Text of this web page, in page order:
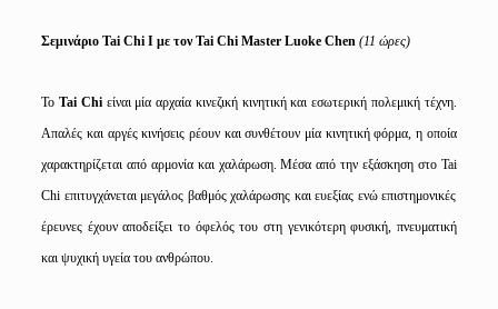
ΣεμινάριοTai Chi Ι με τονTai Chi Master Luoke Chen (11 ώρες)
ΤοTai Chiείναι μία αρχαία κινεζική κινητική και εσωτερική πολεμική τέχνη.
Απαλές και αργές κινήσεις ρέουν και συνθέτουν μία κινητική φόρμα, η οποία
χαρακτηρίζεται από αρμονία και χαλάρωση. Μέσα από την εξάσκηση στο Tai
Chi επιτυγχάνεται μεγάλος βαθμός χαλάρωσης και ευεξίας ενώ επιστημονικές
έρευνες έχουν αποδείξει το όφελός του στη γενικότερη φυσική, πνευματική
και ψυχική υγεία του ανθρώπου.